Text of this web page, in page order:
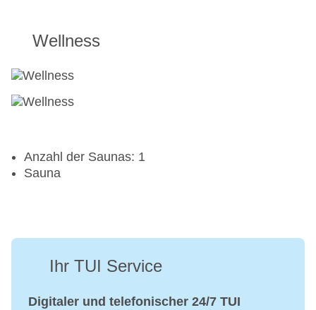
Wellness
Anzahl der Saunas: 1
Sauna
Ihr TUI Service
Digitaler und telefonischer 24/7 TUI